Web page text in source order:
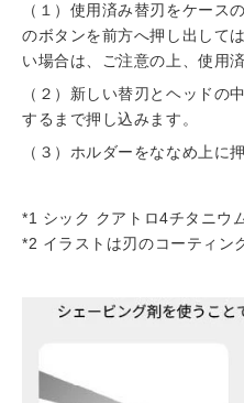
（１）使用済み替刃をケース
のボタンを前方へ押し出して
い場合は、ご注意の上、使用
（２）新しい替刃とヘッドの
するまで押し込みます。
（３）ホルダーをななめ上に
*1 シック クアトロ4チタニウ
*2 イラストは刃のコーティン